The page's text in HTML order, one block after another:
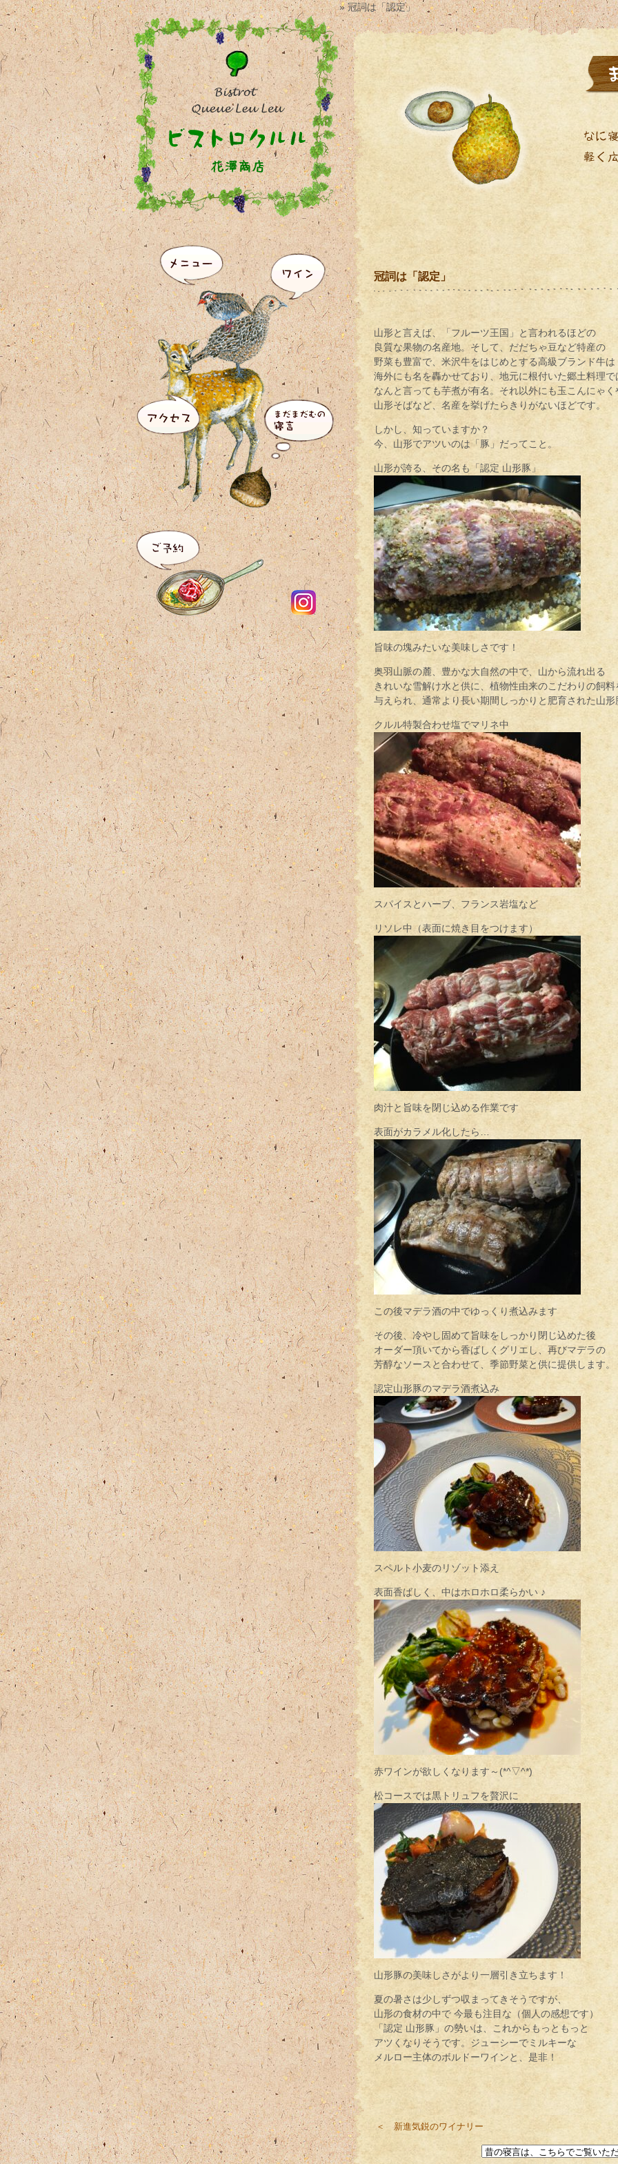
» 冠詞は「認定」
冠詞は「認定」
山形と言えば、「フルーツ王国」と言われるほどの
良質な果物の名産地。そして、だだちゃ豆など特産の
野菜も豊富で、米沢牛をはじめとする高級ブランド牛は
海外にも名を轟かせており、地元に根付いた郷土料理で
なんと言っても芋煮が有名。それ以外にも玉こんにゃく
山形そばなど、名産を挙げたらきりがないほどです。
しかし、知っていますか？
今、山形でアツいのは「豚」だってこと。
山形が誇る、その名も「認定 山形豚」
旨味の塊みたいな美味しさです！
奥羽山脈の麓、豊かな大自然の中で、山から流れ出る
きれいな雪解け水と供に、植物性由来のこだわりの飼料
与えられ、通常より長い期間しっかりと肥育された山形
クルル特製合わせ塩でマリネ中
スパイスとハーブ、フランス岩塩など
リソレ中（表面に焼き目をつけます）
肉汁と旨味を閉じ込める作業です
表面がカラメル化したら…
この後マデラ酒の中でゆっくり煮込みます
その後、冷やし固めて旨味をしっかり閉じ込めた後
オーダー頂いてから香ばしくグリエし、再びマデラの
芳醇なソースと合わせて、季節野菜と供に提供します。
認定山形豚のマデラ酒煮込み
スペルト小麦のリゾット添え
表面香ばしく、中はホロホロ柔らかい ♪
赤ワインが欲しくなります～(*^▽^*)
松コースでは黒トリュフを贅沢に
山形豚の美味しさがより一層引き立ちます！
夏の暑さは少しずつ収まってきそうですが、
山形の食材の中で 今最も注目な（個人の感想です）
「認定 山形豚」の勢いは、これからもっともっと
アツくなりそうです。ジューシーでミルキーな
メルロー主体のボルドーワインと、是非！
＜ 新進気鋭のワイナリー